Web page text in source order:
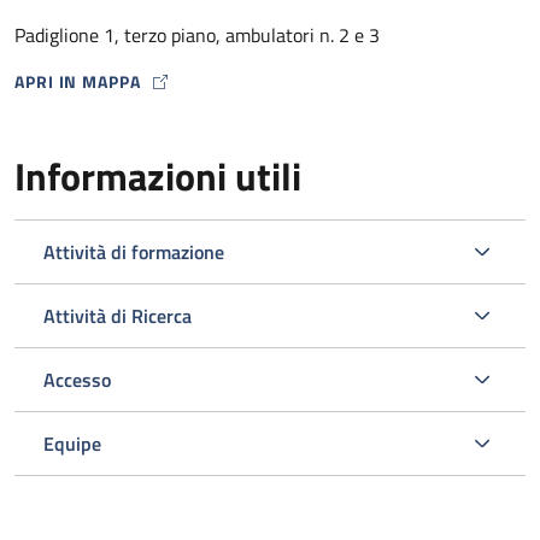
presso lo stesso Ambulatorio HIV) .
L’ambulatorio si occupa inoltre dello screening e della gestione
delle comorbosità correlate all’infezione da HIV programmando
gli esami ematici o strumentali e le visite specialistiche
opportuni nell’ambito del Policlinico.
Padiglione 1, terzo piano, ambulatori n. 2 e 3
APRI IN MAPPA
MAP ICON
Informazioni utili
Attività di formazione
Attività di Ricerca
Accesso
Equipe